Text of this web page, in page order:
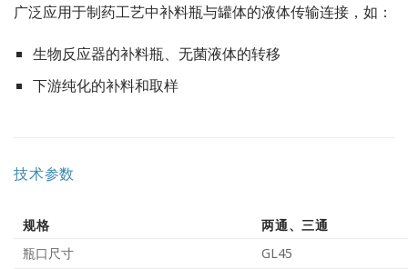
广泛应用于制药工艺中补料瓶与罐体的液体传输连接，如：
生物反应器的补料瓶、无菌液体的转移
下游纯化的补料和取样
技术参数
规格
两通、三通
瓶口尺寸
GL45